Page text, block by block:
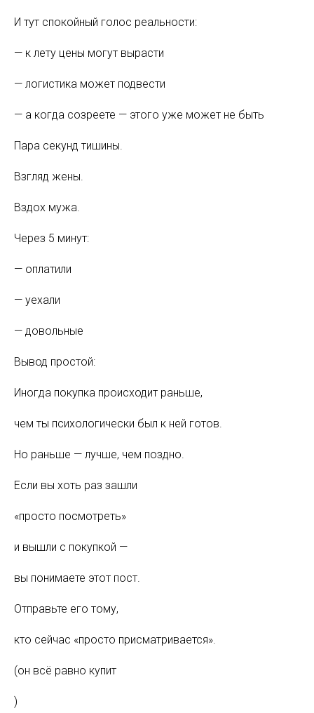
И тут спокойный голос реальности:
— к лету цены могут вырасти
— логистика может подвести
— а когда созреете — этого уже может не быть
Пара секунд тишины.
Взгляд жены.
Вздох мужа.
Через 5 минут:
— оплатили
— уехали
— довольные
Вывод простой:
Иногда покупка происходит раньше,
чем ты психологически был к ней готов.
Но раньше — лучше, чем поздно.
Если вы хоть раз зашли
«просто посмотреть»
и вышли с покупкой —
вы понимаете этот пост.
Отправьте его тому,
кто сейчас «просто присматривается».
(он всё равно купит
)